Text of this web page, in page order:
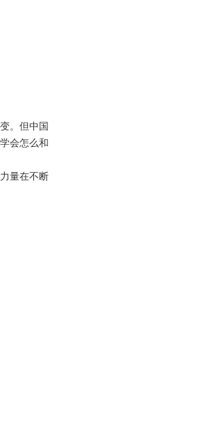
。但中国
会怎么和
量在不断